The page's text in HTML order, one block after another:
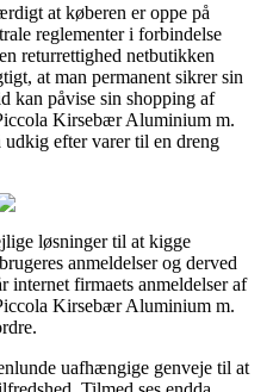
at køberen er oppe på
reglementer i forbindelse
returrettighed netbutikken
at man permanent sikrer sin
kan påvise sin shopping af
Kirsebær Aluminium m.
efter varer til en dreng
løsninger til at kigge
anmeldelser og derved
internet firmaets anmeldelser af
Kirsebær Aluminium m.
uafhængige genveje til at